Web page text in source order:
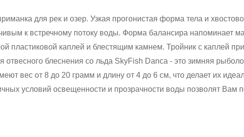
для рек и озер. Узкая прогонистая форма тела и
к встречному потоку воды. Форма балансира напоминает
пластиковой каплей и блестящим камнем. Тройник с каплей
отвесного блеснения со льда SkyFish Danca - это зимняя
вес от 8 до 20 грамм и длину от 4 до 6 см, что делает их
условий освещенности и прозрачности воды позволят Вам